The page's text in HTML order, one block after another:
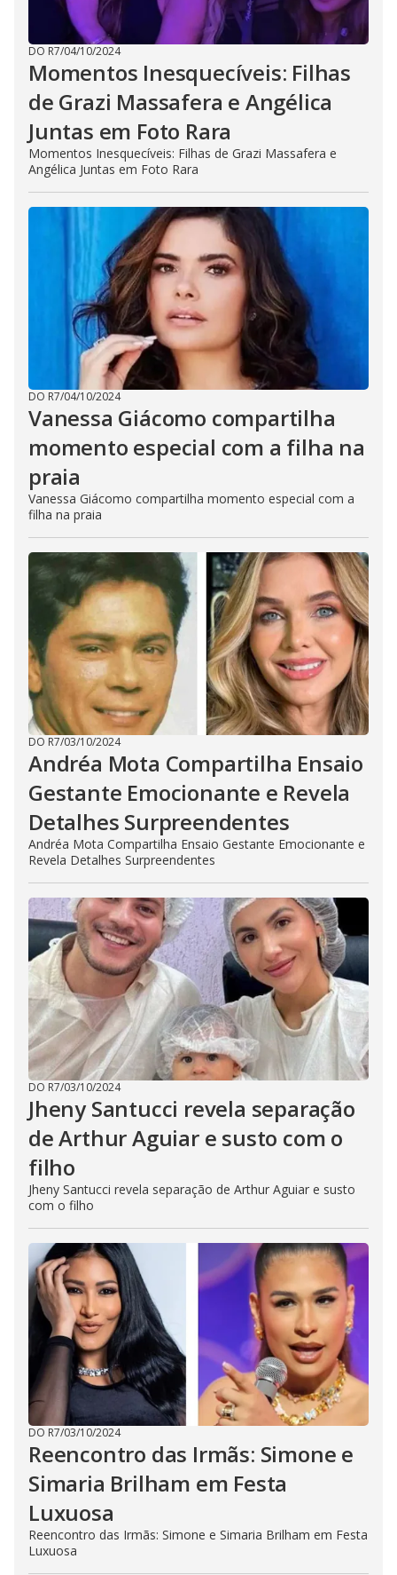
DO R7/04/10/2024
Momentos Inesquecíveis: Filhas
de Grazi Massafera e Angélica
Juntas em Foto Rara
Momentos Inesquecíveis: Filhas de Grazi Massafera e
Angélica Juntas em Foto Rara
DO R7/04/10/2024
Vanessa Giácomo compartilha
momento especial com a filha na
praia
Vanessa Giácomo compartilha momento especial com a
filha na praia
DO R7/03/10/2024
Andréa Mota Compartilha Ensaio
Gestante Emocionante e Revela
Detalhes Surpreendentes
Andréa Mota Compartilha Ensaio Gestante Emocionante e
Revela Detalhes Surpreendentes
DO R7/03/10/2024
Jheny Santucci revela separação
de Arthur Aguiar e susto com o
filho
Jheny Santucci revela separação de Arthur Aguiar e susto
com o filho
DO R7/03/10/2024
Reencontro das Irmãs: Simone e
Simaria Brilham em Festa
Luxuosa
Reencontro das Irmãs: Simone e Simaria Brilham em Festa
Luxuosa